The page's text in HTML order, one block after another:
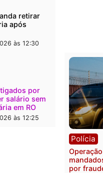
operação
foragido baleado e
de drogas
08/2026 às 12:42
manda retirar